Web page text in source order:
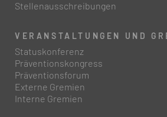
Stellenausschreibungen
VERANSTALTUNGEN UND
Statuskonferenz
Präventionskongress
Präventionsforum
Externe Gremien
Interne Gremien